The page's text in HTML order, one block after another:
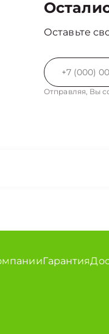
Оставьте
Отправляя, Вы
Гарантия